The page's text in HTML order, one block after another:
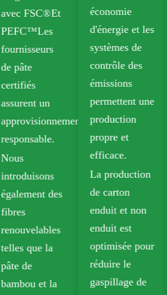
économie
d'énergie et les
systèmes de
contrôle des
émissions
permettent une
production
propre et
efficace.
La production
de carton
enduit et non
enduit est
optimisée pour
réduire le
gaspillage de
la boîte pliante
(FBB) et la
planche en
ivoire pour un
emballage
durable.
Le papier kraft
biodégradable
est largement
utilisé dans les
emballages à
emporter,
d'épicerie et de
vente au
détail.